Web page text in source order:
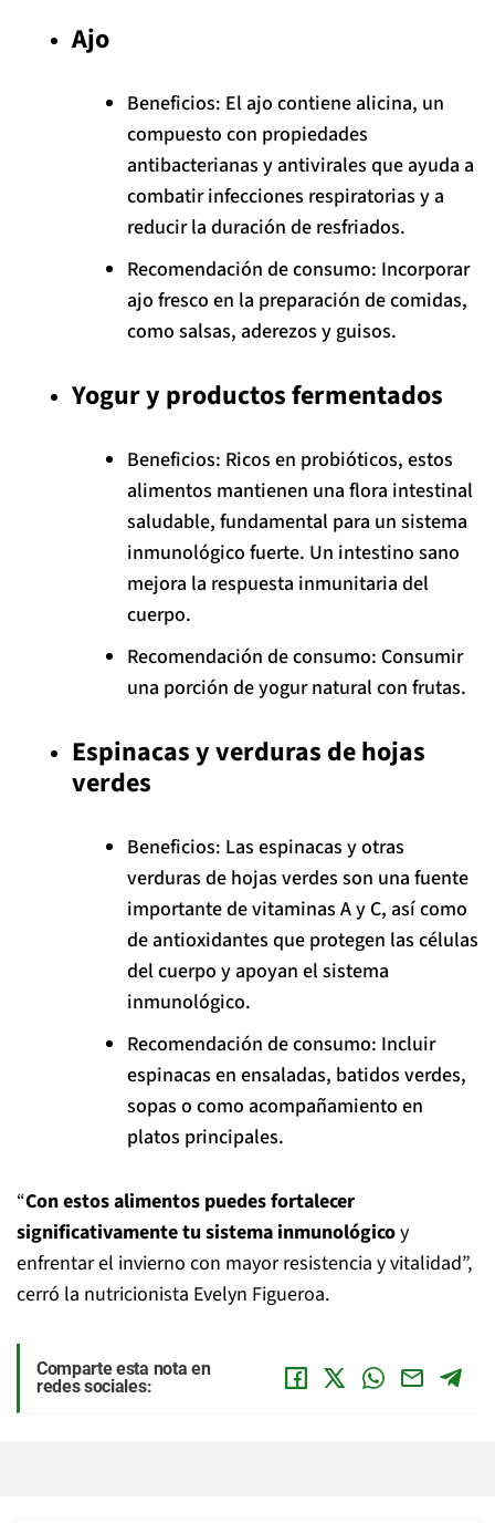
Ajo
Beneficios: El ajo contiene alicina, un
compuesto con propiedades
antibacterianas y antivirales que ayuda a
combatir infecciones respiratorias y a
reducir la duración de resfriados.
Recomendación de consumo: Incorporar
ajo fresco en la preparación de comidas,
como salsas, aderezos y guisos.
Yogur y productos fermentados
Beneficios: Ricos en probióticos, estos
alimentos mantienen una flora intestinal
saludable, fundamental para un sistema
inmunológico fuerte. Un intestino sano
mejora la respuesta inmunitaria del
cuerpo.
Recomendación de consumo: Consumir
una porción de yogur natural con frutas.
Espinacas y verduras de hojas
verdes
Beneficios: Las espinacas y otras
verduras de hojas verdes son una fuente
importante de vitaminas A y C, así como
de antioxidantes que protegen las células
del cuerpo y apoyan el sistema
inmunológico.
Recomendación de consumo: Incluir
espinacas en ensaladas, batidos verdes,
sopas o como acompañamiento en
platos principales.
“Con estos alimentos puedes fortalecer
significativamente tu sistema inmunológicoy
enfrentar el invierno con mayor resistencia y vitalidad”,
cerró la nutricionista Evelyn Figueroa.
Comparte esta nota en
redes sociales: